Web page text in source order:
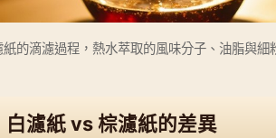
的滴濾過程，熱水萃取的風味分子、油脂與細
濾紙 vs 棕濾紙的差異